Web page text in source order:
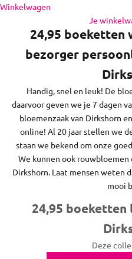
Naar inhoud
Winkelwagen
Je
de regio daaromheen, op
24,95 boeketten
bezorger
Handig, snel en leuk! De
daarvoor geven we je 7 dagen
bloemenzaak van Dirkshorn
online! Al 20 jaar stellen we
staan we bekend om onze
We kunnen ook
Dirkshorn. Laat mensen weten
mooi
24,95 boeketten
Deze